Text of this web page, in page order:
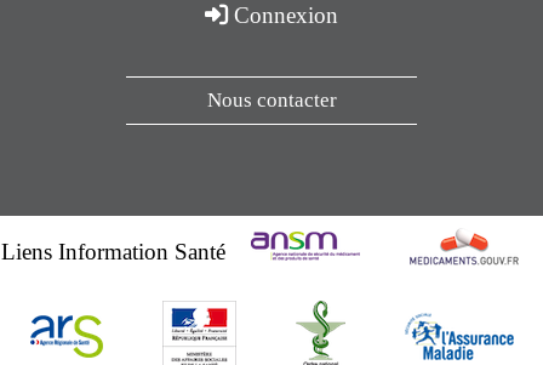
Connexion
Nous contacter
Liens Information Santé